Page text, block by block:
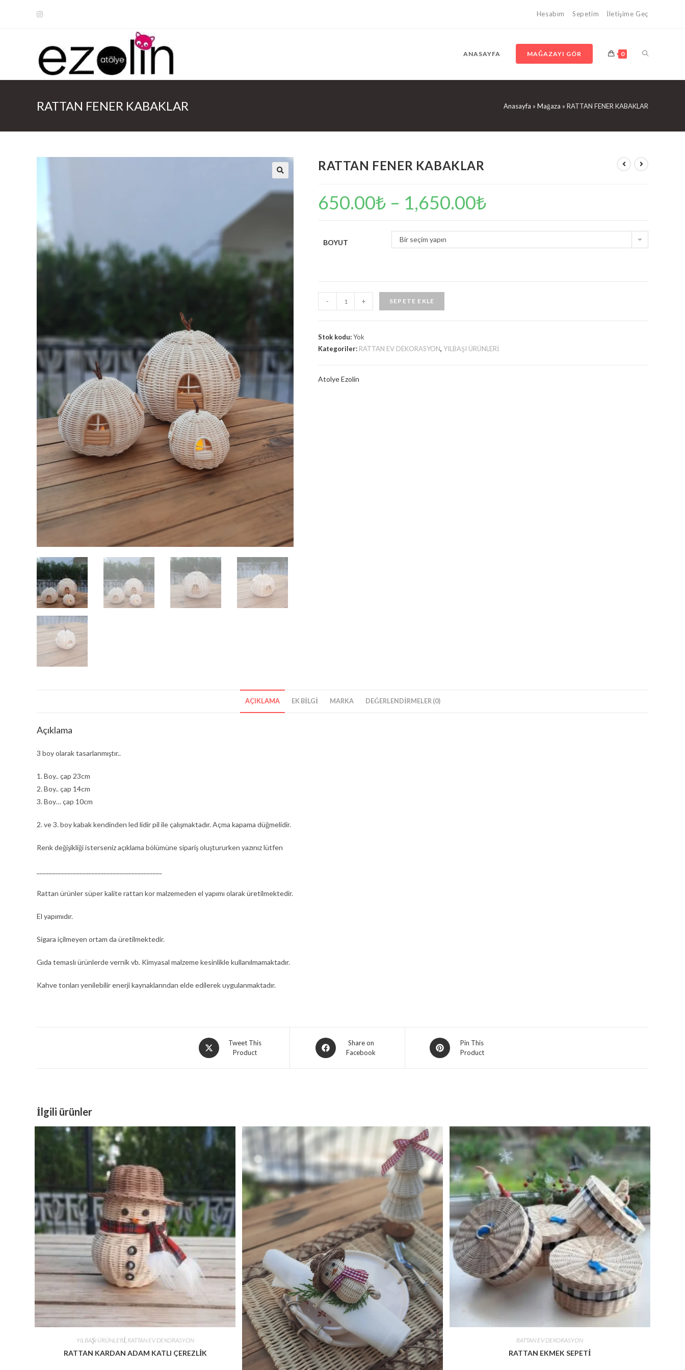
Hesabım Sepetim İletişime Geç
ANASAYFA MAĞAZAYI GÖR 0
RATTAN FENER KABAKLAR Anasayfa » Mağaza » RATTAN FENER KABAKLAR
RATTAN FENER KABAKLAR
650.00₺ – 1,650.00₺
BOYUT Bir seçim yapın
RATTAN
FENER
adet
- + SEPETE EKLE
Stok kodu:Yok
Kategoriler: RATTAN EV DEKORASYON, YILBAŞI ÜRÜNLERİ
Atolye Ezolin
AÇIKLAMA EK BILGI MARKA DEĞERLENDIRMELER (0)
Açıklama
3 boy olarak tasarlanmıştır..
1. Boy.. çap 23cm
2. Boy.. çap 14cm
3. Boy… çap 10cm
2. ve 3. boy kabak kendinden led lidir pil ile çalışmaktadır. Açma kapama düğmelidir.
Renk değişikliği isterseniz açıklama bölümüne sipariş oluştururken yazınız lütfen
Rattan ürünler süper kalite rattan kor malzemeden el yapımı olarak üretilmektedir.
El yapımıdır.
Sigara içilmeyen ortam da üretilmektedir.
Gıda temaslı ürünlerde vernik vb. Kimyasal malzeme kesinlikle kullanılmamaktadır.
Kahve tonları yenilebilir enerji kaynaklarından elde edilerek uygulanmaktadır.
Opens
in
Tweet This
Product
Opens
in
Share on
Facebook
Opens
in
Pin This
Product
İlgili ürünler
YILBAŞI ÜRÜNLERİ, RATTAN EV DEKORASYON
RATTAN KARDAN ADAM KATLI ÇEREZLİK
RATTAN EV DEKORASYON
RATTAN EKMEK SEPETİ